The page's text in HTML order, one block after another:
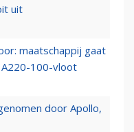
uit
maatschappij gaat
A220-100-vloot
door Apollo,